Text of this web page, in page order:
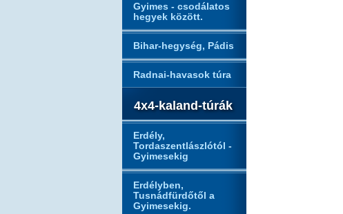
Gyimes - csodálatos
hegyek között.
Bihar-hegység, Pádis
Radnai-havasok túra
4x4-kaland-túrák
Erdély,
Tordaszentlászlótól -
Gyimesekig
Erdélyben,
Tusnádfürdőtől a
Gyimesekig.